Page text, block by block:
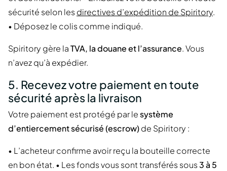
sécurité selon lesdirectives d’expédition de Spiritory.
• Déposez le colis comme indiqué.
Spiritory gère laTVA, la douane et l’assurance. Vous
n’avez qu’à expédier.
5. Recevez votre paiement en toute
sécurité après la livraison
Votre paiement est protégé par lesystème
d’entiercement sécurisé (escrow)de Spiritory :
• L’acheteur confirme avoir reçu la bouteille correcte
en bon état. • Les fonds vous sont transférés sous3 à 5